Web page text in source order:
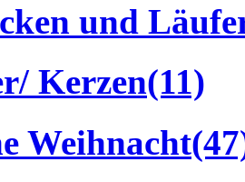
und
Kerzen(11)
Weihnacht